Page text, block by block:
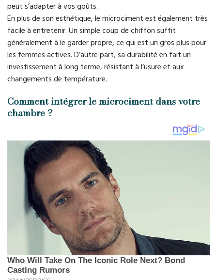
peut s’adapter à vos goûts.
En plus de son esthétique, le microciment est également très
facile à entretenir. Un simple coup de chiffon suffit
généralement à le garder propre, ce qui est un gros plus pour
les femmes actives. D’autre part, sa durabilité en fait un
investissement à long terme, résistant à l’usure et aux
changements de température.
Comment intégrer le microciment dans votre
chambre ?